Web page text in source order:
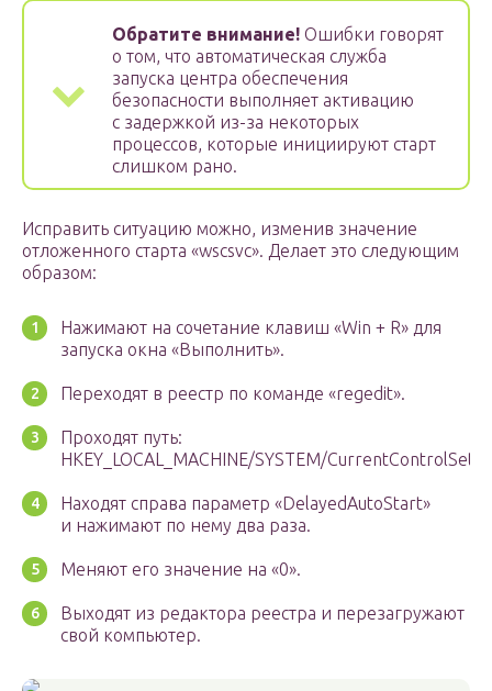
Обратите внимание! Ошибки говорят
о том, что автоматическая служба
запуска центра обеспечения
безопасности выполняет активацию
с задержкой из-за некоторых
процессов, которые инициируют старт
слишком рано.
Исправить ситуацию можно, изменив значение
отложенного старта «wscsvc». Делает это следующим
образом:
Нажимают на сочетание клавиш «Win + R» для
запуска окна «Выполнить».
Переходят в реестр по команде «regedit».
Проходят путь:
HKEY_LOCAL_MACHINE/SYSTEM/CurrentControlSet/
Находят справа параметр «DelayedAutoStart»
и нажимают по нему два раза.
Меняют его значение на «0».
Выходят из редактора реестра и перезагружают
свой компьютер.